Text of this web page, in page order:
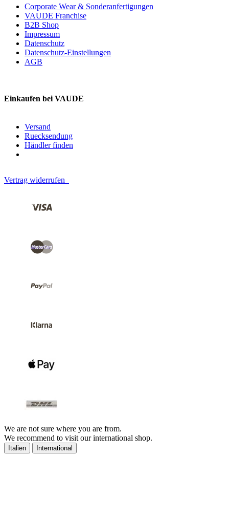
Corporate Wear & Sonderanfertigungen
VAUDE Franchise
B2B Shop
Impressum
Datenschutz
Datenschutz-Einstellungen
AGB
Einkaufen bei VAUDE
Versand
Ruecksendung
Händler finden
Vertrag widerrufen
We are not sure where you are from.
We recommend to visit our international shop.
Italien International